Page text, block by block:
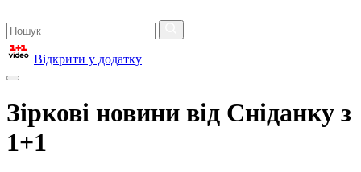
Відкрити у додатку
Зіркові новини від Сніданку з
1+1